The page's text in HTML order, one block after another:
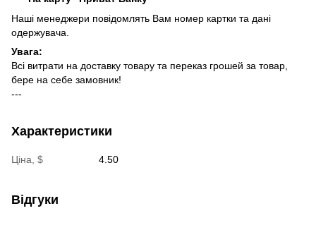
Наші менеджери повідомлять Вам номер картки та дані
одержувача.
Увага:
Всі витрати на доставку товару та переказ грошей за товар,
бере на себе замовник!
---
Характеристики
Ціна, $ 4.50
Відгуки